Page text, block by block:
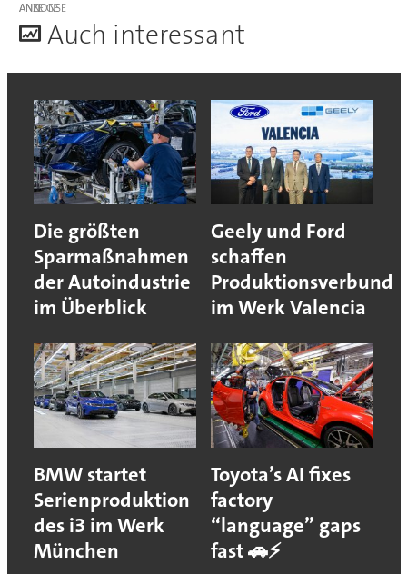
ANZEIGE
Auch interessant
Die größten
Sparmaßnahmen
der Autoindustrie
im Überblick
Geely und Ford
schaffen
Produktionsverbund
im Werk Valencia
BMW startet
Serienproduktion
des i3 im Werk
München
Toyota’s AI fixes
factory
“language” gaps
fast 🚗⚡